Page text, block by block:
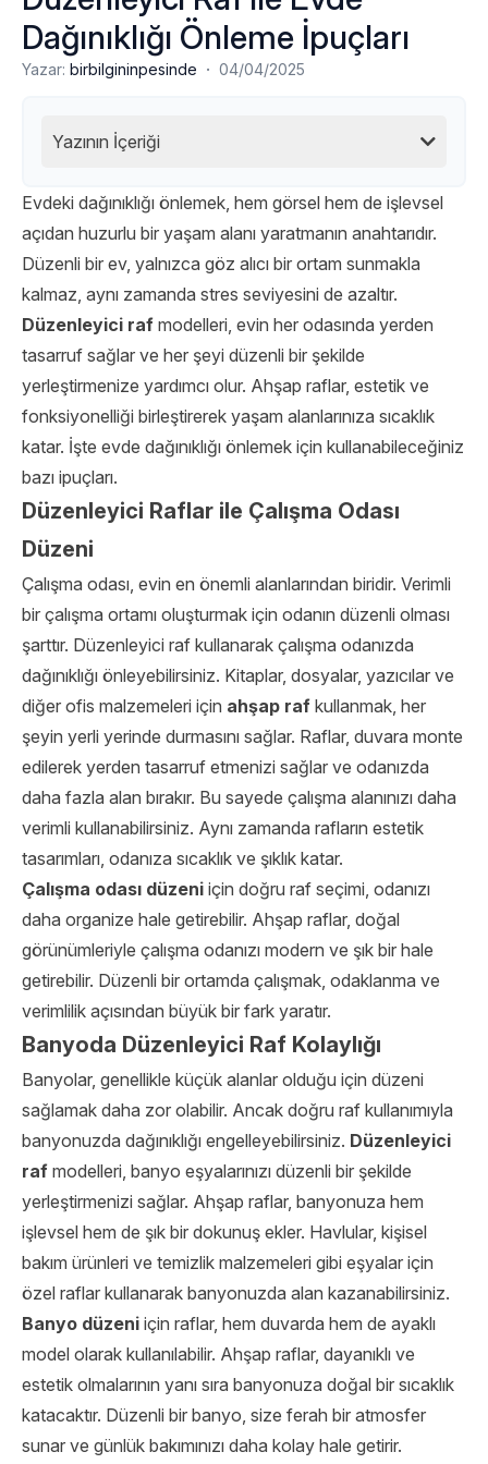
Dağınıklığı Önleme İpuçları
Yazar: birbilgininpesinde · 04/04/2025
Yazının İçeriği
Evdeki dağınıklığı önlemek, hem görsel hem de işlevsel
açıdan huzurlu bir yaşam alanı yaratmanın anahtarıdır.
Düzenli bir ev, yalnızca göz alıcı bir ortam sunmakla
kalmaz, aynı zamanda stres seviyesini de azaltır.
Düzenleyici raf modelleri, evin her odasında yerden
tasarruf sağlar ve her şeyi düzenli bir şekilde
yerleştirmenize yardımcı olur. Ahşap raflar, estetik ve
fonksiyonelliği birleştirerek yaşam alanlarınıza sıcaklık
katar. İşte evde dağınıklığı önlemek için kullanabileceğiniz
bazı ipuçları.
Düzenleyici Raflar ile Çalışma Odası
Düzeni
Çalışma odası, evin en önemli alanlarından biridir. Verimli
bir çalışma ortamı oluşturmak için odanın düzenli olması
şarttır. Düzenleyici raf kullanarak çalışma odanızda
dağınıklığı önleyebilirsiniz. Kitaplar, dosyalar, yazıcılar ve
diğer ofis malzemeleri için ahşap raf kullanmak, her
şeyin yerli yerinde durmasını sağlar. Raflar, duvara monte
edilerek yerden tasarruf etmenizi sağlar ve odanızda
daha fazla alan bırakır. Bu sayede çalışma alanınızı daha
verimli kullanabilirsiniz. Aynı zamanda rafların estetik
tasarımları, odanıza sıcaklık ve şıklık katar.
Çalışma odası düzeni için doğru raf seçimi, odanızı
daha organize hale getirebilir. Ahşap raflar, doğal
görünümleriyle çalışma odanızı modern ve şık bir hale
getirebilir. Düzenli bir ortamda çalışmak, odaklanma ve
verimlilik açısından büyük bir fark yaratır.
Banyoda Düzenleyici Raf Kolaylığı
Banyolar, genellikle küçük alanlar olduğu için düzeni
sağlamak daha zor olabilir. Ancak doğru raf kullanımıyla
banyonuzda dağınıklığı engelleyebilirsiniz. Düzenleyici
raf modelleri, banyo eşyalarınızı düzenli bir şekilde
yerleştirmenizi sağlar. Ahşap raflar, banyonuza hem
işlevsel hem de şık bir dokunuş ekler. Havlular, kişisel
bakım ürünleri ve temizlik malzemeleri gibi eşyalar için
özel raflar kullanarak banyonuzda alan kazanabilirsiniz.
Banyo düzeni için raflar, hem duvarda hem de ayaklı
model olarak kullanılabilir. Ahşap raflar, dayanıklı ve
estetik olmalarının yanı sıra banyonuza doğal bir sıcaklık
katacaktır. Düzenli bir banyo, size ferah bir atmosfer
sunar ve günlük bakımınızı daha kolay hale getirir.